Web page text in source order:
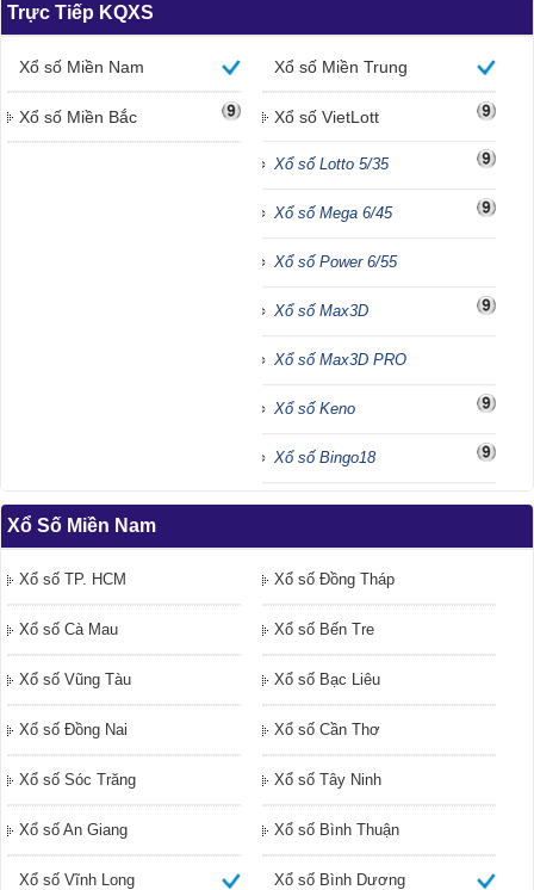
Trực Tiếp KQXS
Xổ số Miền Nam Xổ số Miền Trung
Xổ số Miền Bắc Xổ số VietLott
Xổ số Lotto 5/35
Xổ số Mega 6/45
Xổ số Power 6/55
Xổ số Max3D
Xổ số Max3D PRO
Xổ số Keno
Xổ số Bingo18
Xổ Số Miền Nam
Xổ số TP. HCM Xổ số Đồng Tháp
Xổ số Cà Mau Xổ số Bến Tre
Xổ số Vũng Tàu Xổ số Bạc Liêu
Xổ số Đồng Nai Xổ số Cần Thơ
Xổ số Sóc Trăng Xổ số Tây Ninh
Xổ số An Giang Xổ số Bình Thuận
Xổ số Vĩnh Long Xổ số Bình Dương